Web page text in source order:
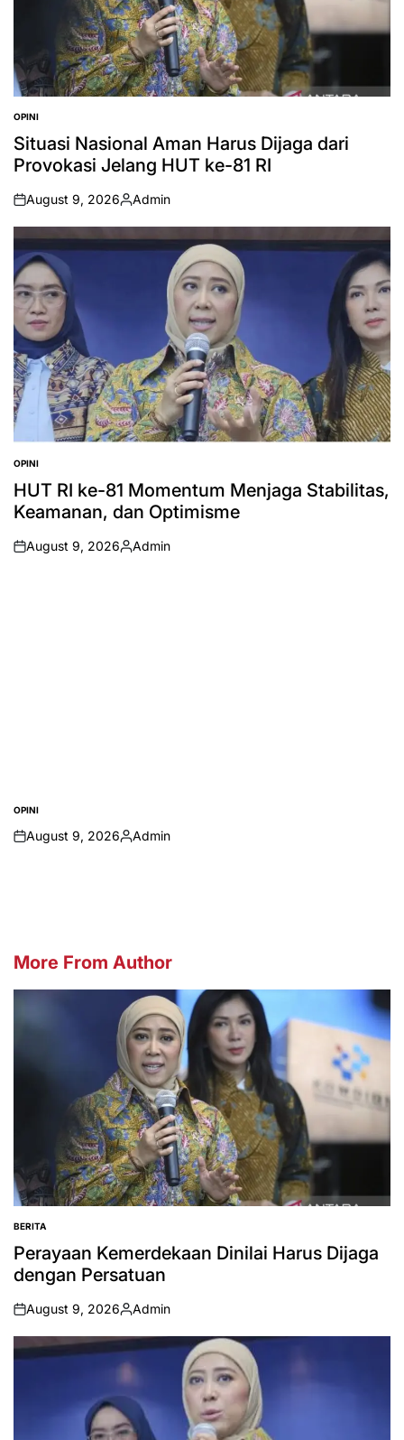
POSTED
IN
OPINI
Situasi Nasional Aman Harus Dijaga dari
Provokasi Jelang HUT ke-81 RI
on
August 9, 2026
Posted
by
Admin
POSTED
IN
OPINI
HUT RI ke-81 Momentum Menjaga Stabilitas,
Keamanan, dan Optimisme
on
August 9, 2026
Posted
Admin
POSTED
IN
OPINI
on
August 9, 2026
Posted
Admin
More From Author
POSTED
IN
BERITA
Perayaan Kemerdekaan Dinilai Harus Dijaga
dengan Persatuan
on
August 9, 2026
Posted
by
Admin